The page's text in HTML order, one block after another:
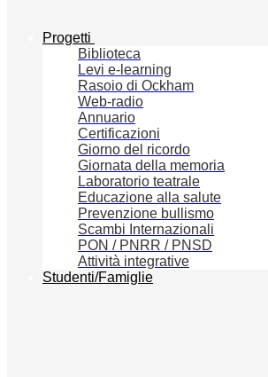
Progetti
Biblioteca
Levi e-learning
Rasoio di Ockham
Web-radio
Annuario
Certificazioni
Giorno del ricordo
Giornata della memoria
Laboratorio teatrale
Educazione alla salute
Prevenzione bullismo
Scambi Internazionali
PON / PNRR / PNSD
Attività integrative
Studenti/Famiglie